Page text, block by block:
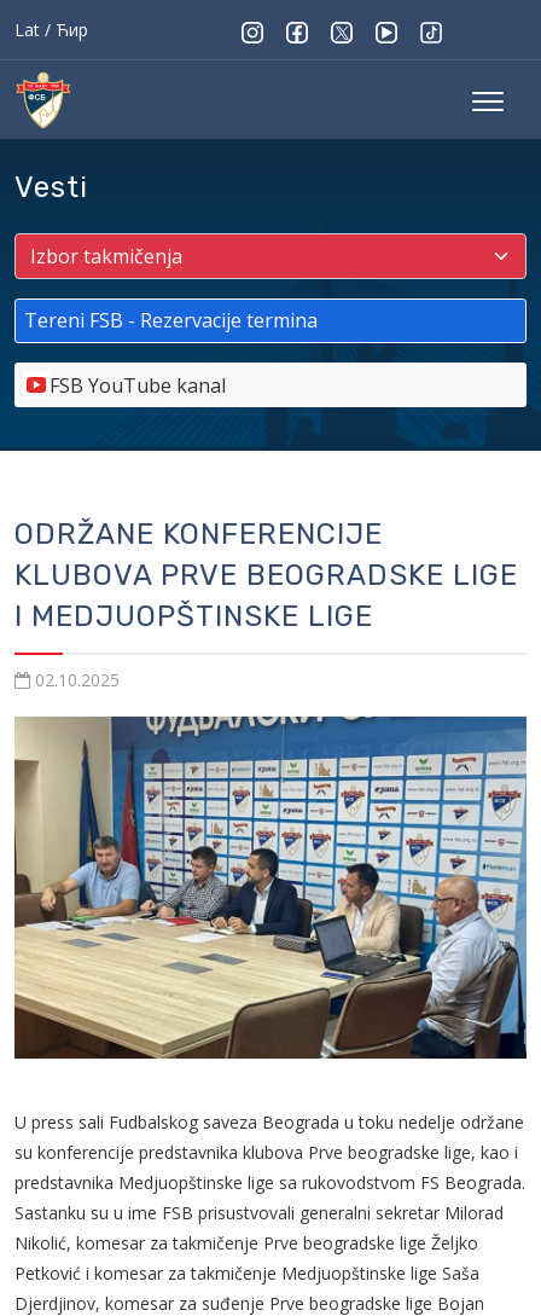
Lat / Ћир
Vesti
Tereni FSB - Rezervacije termina
FSB YouTube kanal
ODRŽANE KONFERENCIJE
KLUBOVA PRVE BEOGRADSKE LIGE
I MEDJUOPŠTINSKE LIGE
02.10.2025
U press sali Fudbalskog saveza Beograda u toku nedelje održane
su konferencije predstavnika klubova Prve beogradske lige, kao i
predstavnika Medjuopštinske lige sa rukovodstvom FS Beograda.
Sastanku su u ime FSB prisustvovali generalni sekretar Milorad
Nikolić, komesar za takmičenje Prve beogradske lige Željko
Petković i komesar za takmičenje Medjuopštinske lige Saša
Djerdjinov, komesar za suđenje Prve beogradske lige Bojan